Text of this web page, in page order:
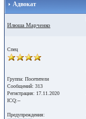
Адвокат
Илюша Марченко
Спец
Группа: Посетители
Сообщений: 313
Регистрация: 17.11.2020
ICQ:--
Предупреждения: